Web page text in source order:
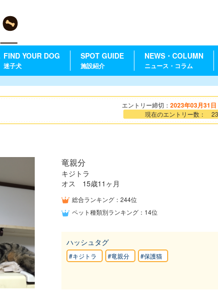
FIND YOUR DOG
迷子犬
SPOT GUIDE
施設紹介
NEWS・COLUMN
ニュース・コラム
エントリー締切： 2023年03月31
現在のエントリー数：
竜親分
キジトラ
オス 15歳11ヶ月
総合ランキング：244位
ペット種類別ランキング：14位
ハッシュタグ
#キジトラ #竜親分 #保護猫